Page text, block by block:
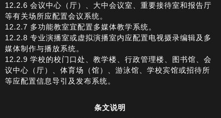
12.2.6 会议中心（厅）、大中会议室、重要接待室和报告厅
等有关场所应配置会议系统。
12.2.7 多功能教室宜配置多媒体教学系统。
12.2.8 专业演播室或虚拟演播室内应配置电视摄录编辑及多
媒体制作与播放系统。
12.2.9 学校的校门口处、教学楼、行政管理楼、图书馆、会
议中心（厅）、体育场（馆）、游泳馆、学校宾馆或招待所
等应配置信息导引及发布系统。
条文说明